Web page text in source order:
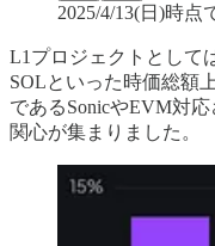
2025/4/13(日)時点
L1プロジェクトとして
SOLといった時価総額
であるSonicやEVM対
関心が集まりました。